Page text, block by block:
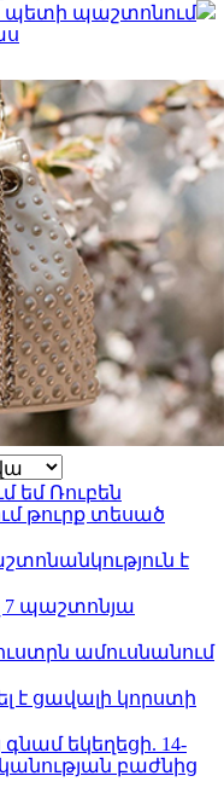
պետի պաշտոնում
Ռուբեն
թուրք տեսած
է
7 պաշտոնյա
ամուսնանում
է ցավալի կորստի
գնամ եկեղեցի. 14-
բաժնից